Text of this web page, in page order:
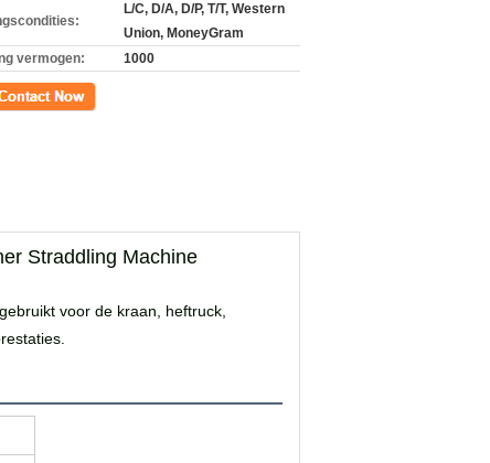
L/C, D/A, D/P, T/T, Western
Union, MoneyGram
vermogen:
1000
Straddling Machine
voor de kraan, heftruck,